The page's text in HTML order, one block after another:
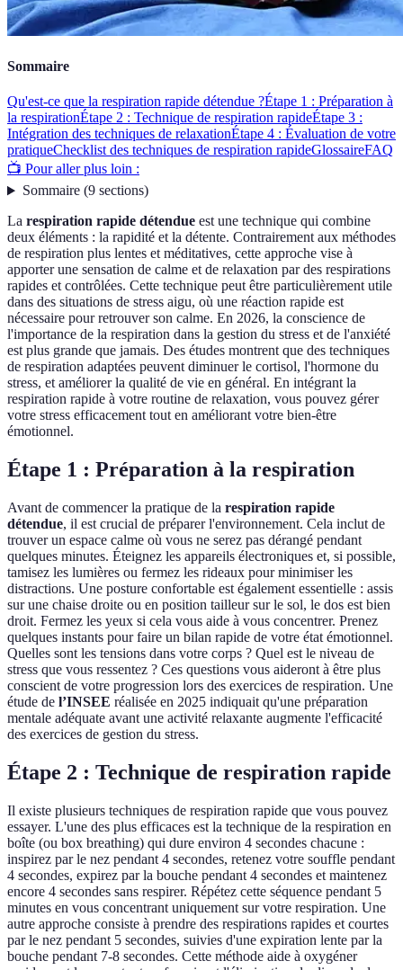
Sommaire
Qu'est-ce que la respiration rapide détendue ?Étape 1 : Préparation à
la respirationÉtape 2 : Technique de respiration rapideÉtape 3 :
Intégration des techniques de relaxationÉtape 4 : Évaluation de votre
pratiqueChecklist des techniques de respiration rapideGlossaireFAQ
📺 Pour aller plus loin :
Sommaire(9 sections)
La respiration rapide détendue est une technique qui combine
deux éléments : la rapidité et la détente. Contrairement aux méthodes
de respiration plus lentes et méditatives, cette approche vise à
apporter une sensation de calme et de relaxation par des respirations
rapides et contrôlées. Cette technique peut être particulièrement utile
dans des situations de stress aigu, où une réaction rapide est
nécessaire pour retrouver son calme. En 2026, la conscience de
l'importance de la respiration dans la gestion du stress et de l'anxiété
est plus grande que jamais. Des études montrent que des techniques
de respiration adaptées peuvent diminuer le cortisol, l'hormone du
stress, et améliorer la qualité de vie en général. En intégrant la
respiration rapide à votre routine de relaxation, vous pouvez gérer
votre stress efficacement tout en améliorant votre bien-être
émotionnel.
Étape 1 : Préparation à la respiration
Avant de commencer la pratique de la respiration rapide
détendue, il est crucial de préparer l'environnement. Cela inclut de
trouver un espace calme où vous ne serez pas dérangé pendant
quelques minutes. Éteignez les appareils électroniques et, si possible,
tamisez les lumières ou fermez les rideaux pour minimiser les
distractions. Une posture confortable est également essentielle : assis
sur une chaise droite ou en position tailleur sur le sol, le dos est bien
droit. Fermez les yeux si cela vous aide à vous concentrer. Prenez
quelques instants pour faire un bilan rapide de votre état émotionnel.
Quelles sont les tensions dans votre corps ? Quel est le niveau de
stress que vous ressentez ? Ces questions vous aideront à être plus
conscient de votre progression lors des exercices de respiration. Une
étude de l’INSEE réalisée en 2025 indiquait qu'une préparation
mentale adéquate avant une activité relaxante augmente l'efficacité
des exercices de gestion du stress.
Étape 2 : Technique de respiration rapide
Il existe plusieurs techniques de respiration rapide que vous pouvez
essayer. L'une des plus efficaces est la technique de la respiration en
boîte (ou box breathing) qui dure environ 4 secondes chacune :
inspirez par le nez pendant 4 secondes, retenez votre souffle pendant
4 secondes, expirez par la bouche pendant 4 secondes et maintenez
encore 4 secondes sans respirer. Répétez cette séquence pendant 5
minutes en vous concentrant uniquement sur votre respiration. Une
autre approche consiste à prendre des respirations rapides et courtes
par le nez pendant 5 secondes, suivies d'une expiration lente par la
bouche pendant 7-8 secondes. Cette méthode aide à oxygéner